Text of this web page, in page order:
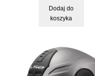
Dodaj do
koszyka